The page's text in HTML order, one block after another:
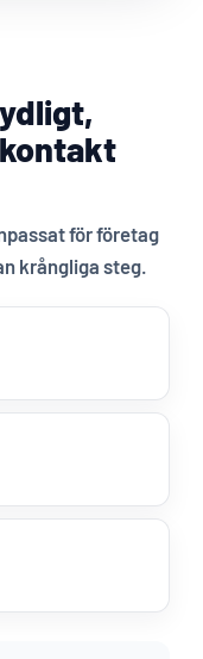
för företag
krångliga steg.